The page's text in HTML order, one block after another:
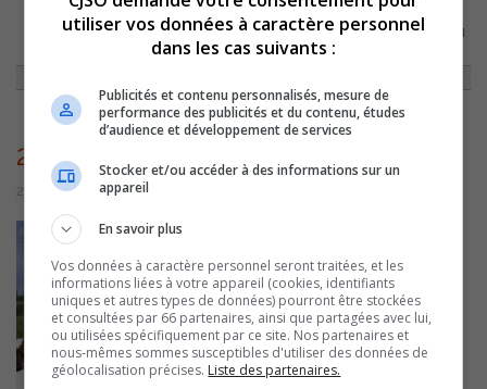
ACCUEIL»ÇA POUSSE CHEZ NOUS»LES CHÈVRES DE MADAME GAGNON
20160823_163322
24 août 2016 | Par Comm CJSO
utiliser vos données à caractère personnel
dans les cas suivants :
Publicités et contenu personnalisés, mesure de
performance des publicités et du contenu, études
d’audience et développement de services
Stocker et/ou accéder à des informations sur un
appareil
En savoir plus
Vos données à caractère personnel seront traitées, et les
informations liées à votre appareil (cookies, identifiants
uniques et autres types de données) pourront être stockées
et consultées par 66 partenaires, ainsi que partagées avec lui,
ou utilisées spécifiquement par ce site. Nos partenaires et
nous-mêmes sommes susceptibles d'utiliser des données de
géolocalisation précises. Liste des partenaires.